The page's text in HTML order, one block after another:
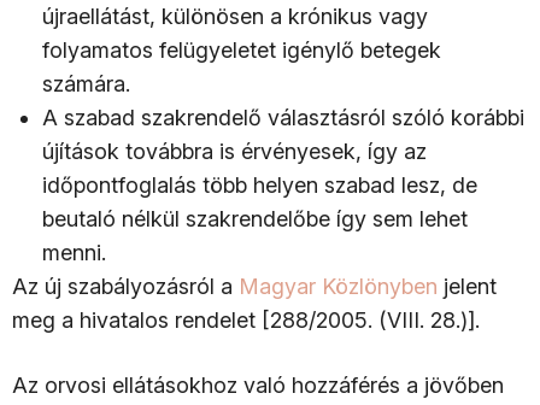
újraellátást, különösen a krónikus vagy
folyamatos felügyeletet igénylő betegek
számára.
A szabad szakrendelő választásról szóló korábbi
újítások továbbra is érvényesek, így az
időpontfoglalás több helyen szabad lesz, de
beutaló nélkül szakrendelőbe így sem lehet
menni.
Az új szabályozásról a Magyar Közlönyben jelent
meg a hivatalos rendelet [288/2005. (VIII. 28.)].
Az orvosi ellátásokhoz való hozzáférés a jövőben